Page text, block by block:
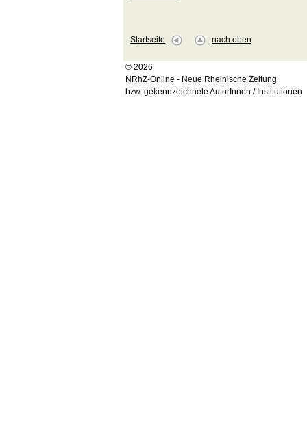
Startseite nach oben
© 2026
NRhZ-Online - Neue Rheinische Zeitung
bzw. gekennzeichnete AutorInnen / Institutionen